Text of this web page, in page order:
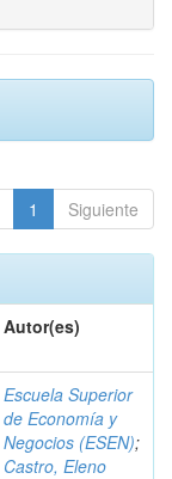
1 Siguiente
Autor(es)
Escuela Superior
de Economía y
Negocios (ESEN);
Castro, Eleno